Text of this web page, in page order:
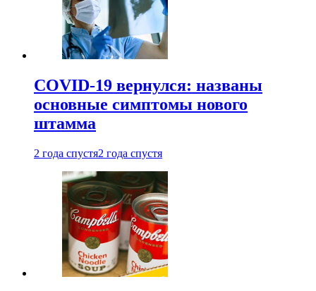
COVID-19 вернулся: названы
основные симптомы нового
штамма
2 года спустя2 года спустя